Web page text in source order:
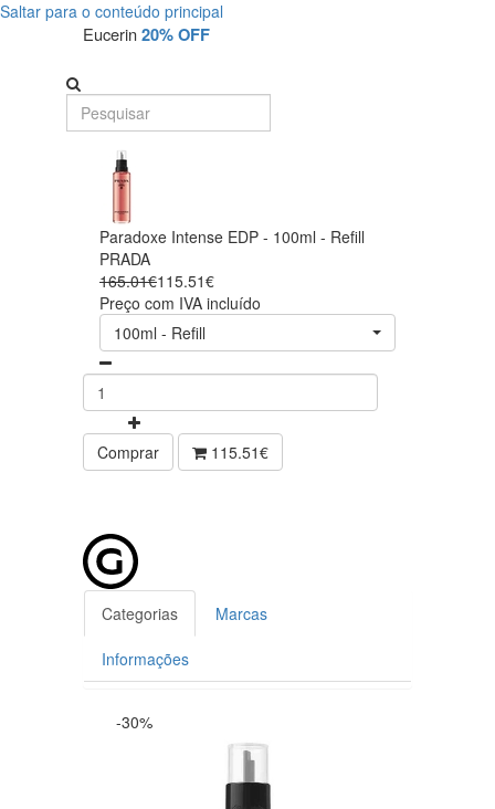
Saltar para o conteúdo principal
Eucerin20% OFF
Paradoxe Intense EDP - 100ml - Refill
PRADA
165.01€115.51€
Preço com IVA incluído
100ml - Refill
Comprar 115.51€
Categorias Marcas
Informações
-30%